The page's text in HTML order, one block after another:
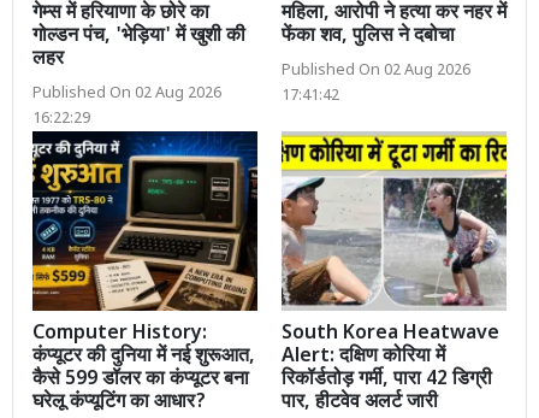
गेम्स में हरियाणा के छोरे का
गोल्डन पंच, 'भेड़िया' में खुशी की
लहर
Published On 02 Aug 2026
16:22:29
महिला, आरोपी ने हत्या कर नहर में
फेंका शव, पुलिस ने दबोचा
Published On 02 Aug 2026
17:41:42
Computer History:
कंप्यूटर की दुनिया में नई शुरूआत,
कैसे 599 डॉलर का कंप्यूटर बना
घरेलू कंप्यूटिंग का आधार?
South Korea Heatwave
Alert: दक्षिण कोरिया में
रिकॉर्डतोड़ गर्मी, पारा 42 डिग्री
पार, हीटवेव अलर्ट जारी